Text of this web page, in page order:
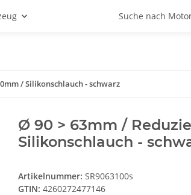
Suche nach
/ Silikonschlauch - schwarz
Ø 90 > 63mm /
Silikonschlauch -
Artikelnummer: SR9063100s
GTIN: 4260272477146